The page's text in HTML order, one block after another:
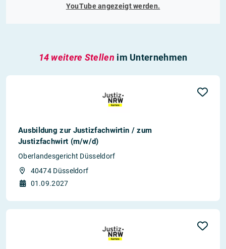
YouTubeangezeigt werden.
14 weitere Stellen im Unternehmen
Ausbildung zur Justizfachwirtin / zum
Justizfachwirt (m/w/d)
Oberlandesgericht Düsseldorf
40474 Düsseldorf
01.09.2027